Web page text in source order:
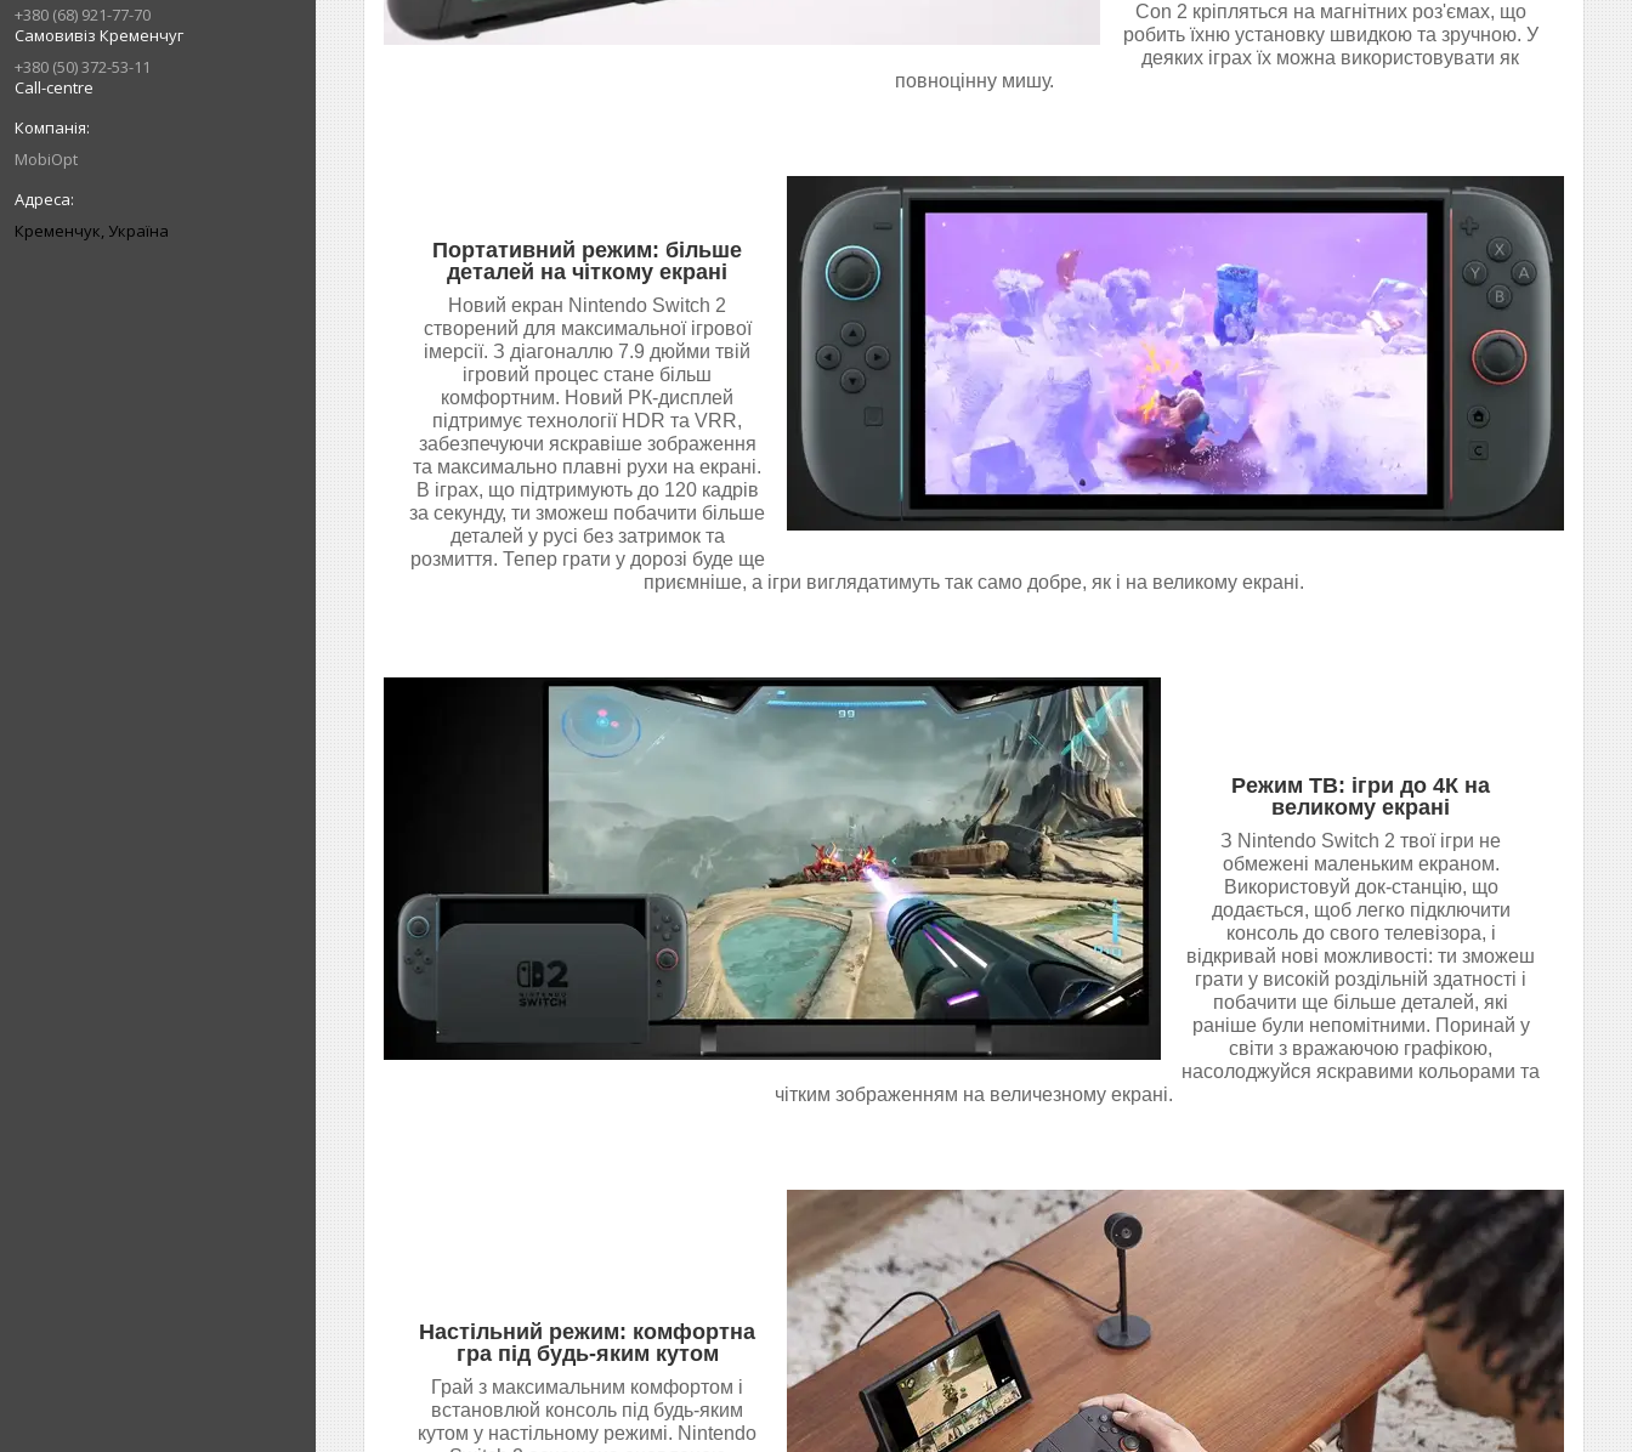
+380 (68) 921-77-70
Самовивіз Кременчуг
+380 (50) 372-53-11
Call-centre
MobiOpt
Кременчук, Україна
Con 2 кріпляться на магнітних роз'ємах, що
робить їхню установку швидкою та зручною. У
деяких іграх їх можна використовувати як
повноцінну мишу.
Портативний режим: більше
деталей на чіткому екрані
Новий екран Nintendo Switch 2
створений для максимальної ігрової
імерсії. З діагоналлю 7.9 дюйми твій
ігровий процес стане більш
комфортним. Новий РК-дисплей
підтримує технології HDR та VRR,
забезпечуючи яскравіше зображення
та максимально плавні рухи на екрані.
В іграх, що підтримують до 120 кадрів
за секунду, ти зможеш побачити більше
деталей у русі без затримок та
розмиття. Тепер грати у дорозі буде ще
приємніше, а ігри виглядатимуть так само добре, як і на великому екрані.
Режим ТВ: ігри до 4К на
великому екрані
З Nintendo Switch 2 твої ігри не
обмежені маленьким екраном.
Використовуй док-станцію, що
додається, щоб легко підключити
консоль до свого телевізора, і
відкривай нові можливості: ти зможеш
грати у високій роздільній здатності і
побачити ще більше деталей, які
раніше були непомітними. Поринай у
світи з вражаючою графікою,
насолоджуйся яскравими кольорами та
чітким зображенням на величезному екрані.
Настільний режим: комфортна
гра під будь-яким кутом
Грай з максимальним комфортом і
встановлюй консоль під будь-яким
кутом у настільному режимі. Nintendo